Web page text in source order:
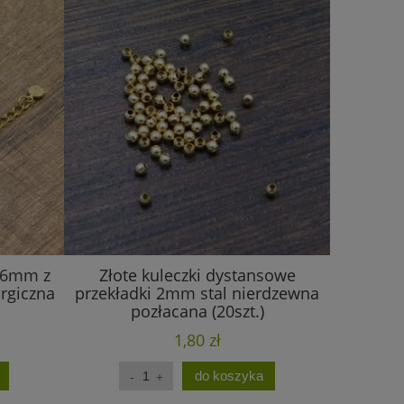
z
Złote kuleczki dystansowe
przekładki 2mm stal nierdzewna
pozłacana (20szt.)
1,80 zł
do koszyka